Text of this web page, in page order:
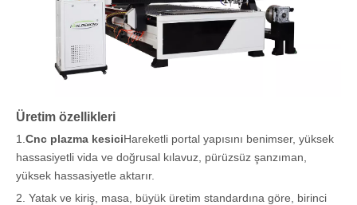
Üretim özellikleri
1. Cnc plazma kesiciHareketli portal yapısını benimser, yüksek
hassasiyetli vida ve doğrusal kılavuz, pürüzsüz şanzıman,
yüksek hassasiyetle aktarır.
2. Yatak ve kiriş, masa, büyük üretim standardına göre, birinci